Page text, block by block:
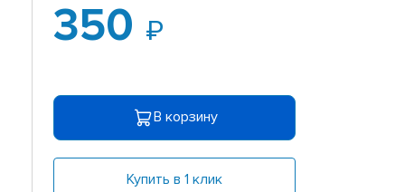
350
В корзину
Купить в 1 клик